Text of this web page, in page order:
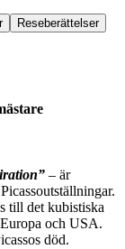
Reseberättelser
– är
till det kubistiska
och USA.
död.